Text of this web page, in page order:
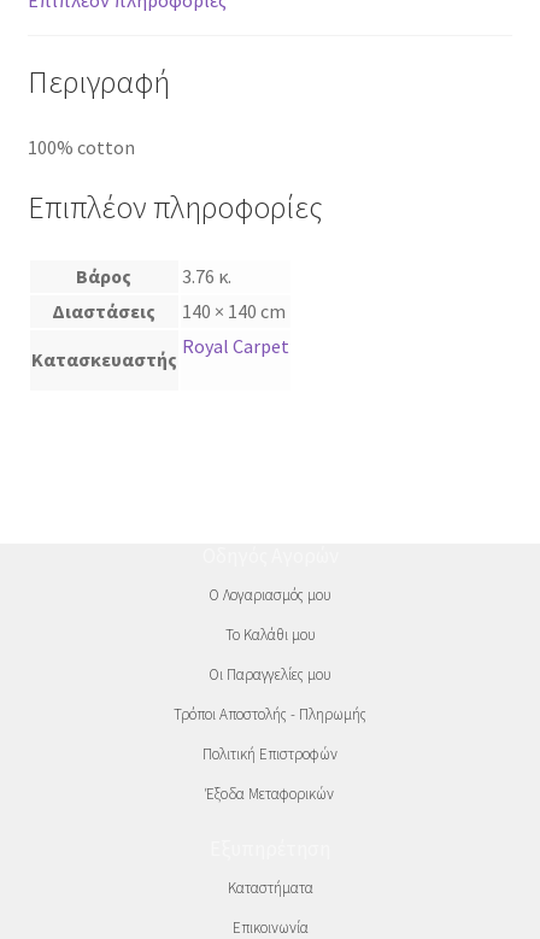
Περιγραφή
100% cotton
Επιπλέον πληροφορίες
Βάρος
3.76 κ.
Διαστάσεις
140 × 140 cm
Κατασκευαστής
Royal Carpet
Ο Λογαριασμός μου
Το Καλάθι μου
Οι Παραγγελίες μου
Τρόποι Αποστολής - Πληρωμής
Πολιτική Επιστροφών
Έξοδα Μεταφορικών
Καταστήματα
Επικοινωνία